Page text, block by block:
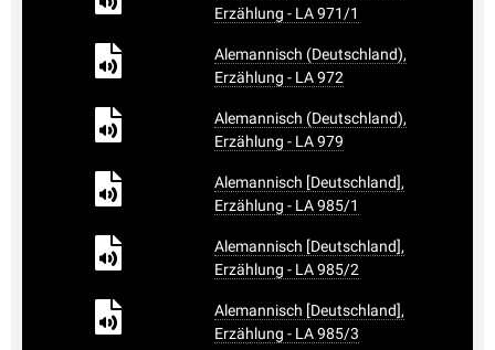
Erzählung - LA 971/1
Alemannisch (Deutschland),
Erzählung - LA 972
Alemannisch (Deutschland),
Erzählung - LA 979
Alemannisch [Deutschland],
Erzählung - LA 985/1
Alemannisch [Deutschland],
Erzählung - LA 985/2
Alemannisch [Deutschland],
Erzählung - LA 985/3